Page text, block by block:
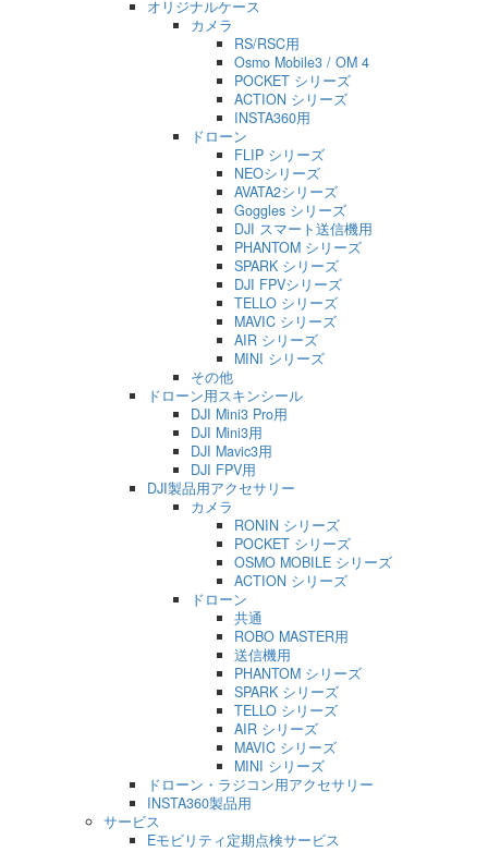
オリジナルケース
カメラ
RS/RSC用
Osmo Mobile3 / OM 4
POCKET シリーズ
ACTION シリーズ
INSTA360用
ドローン
FLIP シリーズ
NEOシリーズ
AVATA2シリーズ
Goggles シリーズ
DJI スマート送信機用
PHANTOM シリーズ
SPARK シリーズ
DJI FPVシリーズ
TELLO シリーズ
MAVIC シリーズ
AIR シリーズ
MINI シリーズ
その他
ドローン用スキンシール
DJI Mini3 Pro用
DJI Mini3用
DJI Mavic3用
DJI FPV用
DJI製品用アクセサリー
カメラ
RONIN シリーズ
POCKET シリーズ
OSMO MOBILE シリーズ
ACTION シリーズ
ドローン
共通
ROBO MASTER用
送信機用
PHANTOM シリーズ
SPARK シリーズ
TELLO シリーズ
AIR シリーズ
MAVIC シリーズ
MINI シリーズ
ドローン・ラジコン用アクセサリー
INSTA360製品用
サービス
Eモビリティ定期点検サービス